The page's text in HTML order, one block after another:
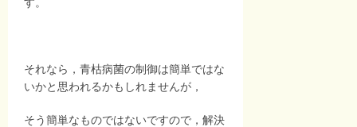
それなら，青枯病菌の制御は簡単ではな
いかと思われるかもしれませんが，
そう簡単なものではないですので，解決